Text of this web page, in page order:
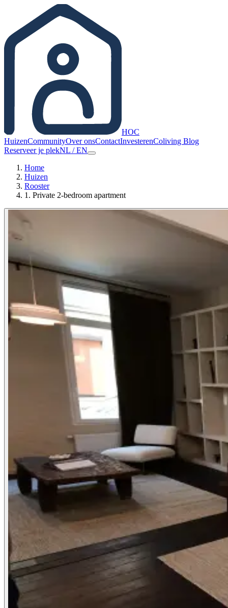
HOC
HuizenCommunityOver onsContactInvesterenColiving Blog
Reserveer je plekNL /EN
Home
Huizen
Rooster
1. Private 2-bedroom apartment